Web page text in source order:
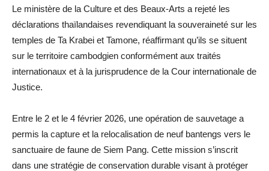
Le ministère de la Culture et des Beaux-Arts a rejeté les
déclarations thaïlandaises revendiquant la souveraineté sur les
temples de Ta Krabei et Tamone, réaffirmant qu’ils se situent
sur le territoire cambodgien conformément aux traités
internationaux et à la jurisprudence de la Cour internationale de
Justice.
Entre le 2 et le 4 février 2026, une opération de sauvetage a
permis la capture et la relocalisation de neuf bantengs vers le
sanctuaire de faune de Siem Pang. Cette mission s’inscrit
dans une stratégie de conservation durable visant à protéger